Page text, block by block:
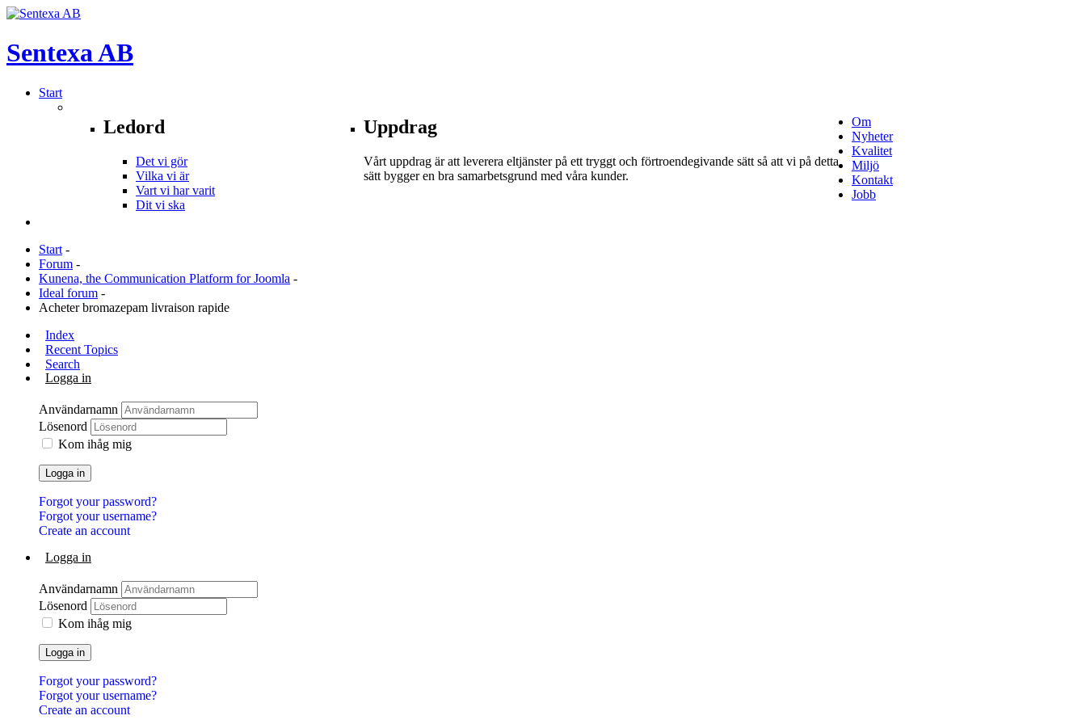
SentexaAB
Start
Ledord
Det vi gör
Vilka vi är
Vart vi har varit
Dit vi ska
Uppdrag
Vårt uppdrag är att leverera eltjänster på ett tryggt och förtroendegivande sätt så att vi på detta
sätt bygger en bra samarbetsgrund med våra kunder.
Om
Nyheter
Kvalitet
Miljö
Kontakt
Jobb
Start -
Forum -
Kunena, the Communication Platform for Joomla -
Ideal forum -
Acheter bromazepam livraison rapide
Index
Recent Topics
Search
Logga in
Användarnamn
Lösenord
Kom ihåg mig
Logga in
Forgot your password?
Forgot your username?
Create an account
Logga in
Användarnamn
Lösenord
Kom ihåg mig
Logga in
Forgot your password?
Forgot your username?
Create an account